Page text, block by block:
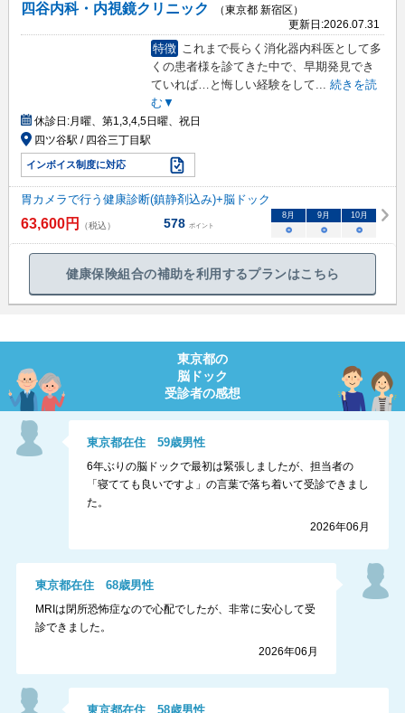
四谷内科・内視鏡クリニック
（東京都 新宿区）
更新日:2026.07.31
特徴 これまで長らく消化器内科医として多
くの患者様を診てきた中で、早期発見でき
ていれば…と悔しい経験をして... 続きを読
む▼
休診日:月曜、第1,3,4,5日曜、祝日
四ツ谷駅 / 四谷三丁目駅
インボイス制度に対応
胃カメラで行う健康診断(鎮静剤込み)+脳ドック
63,600円 （税込） 578 ポイント
8月 9月 10月
○ ○ ○
健康保険組合の補助を利用するプランはこちら
東京都の
脳ドック
受診者の感想
東京都在住59歳男性
6年ぶりの脳ドックで最初は緊張しましたが、担当者の
「寝てても良いですよ」の言葉で落ち着いて受診できまし
た。
2026年06月
東京都在住 68歳男性
MRIは閉所恐怖症なので心配でしたが、非常に安心して受
診できました。
2026年06月
東京都在住58歳男性